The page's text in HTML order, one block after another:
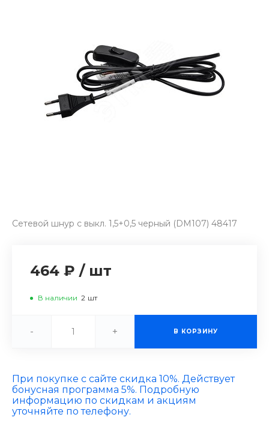
Сетевой шнур с выкл. 1,5+0,5 черный (DM107) 48417
464 ₽ / шт
В наличии 2 шт
- + В КОРЗИНУ
При покупке с сайте скидка 10%. Действует
бонусная программа 5%. Подробную
информацию по скидкам и акциям
уточняйте по телефону.